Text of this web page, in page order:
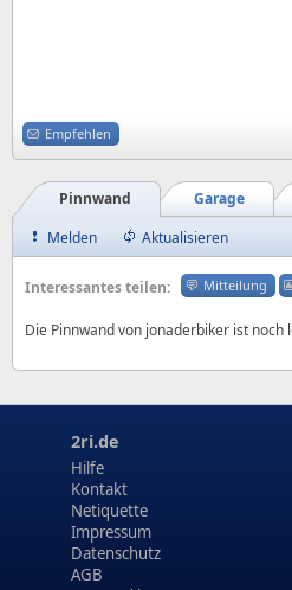
Empfehlen
Garage
Pinnwand
Melden
Aktualisieren
Interessantes teilen: Mitteilung
Die Pinnwand von jonaderbiker ist noch
2ri.de
Hilfe
Kontakt
Netiquette
Impressum
Datenschutz
AGB